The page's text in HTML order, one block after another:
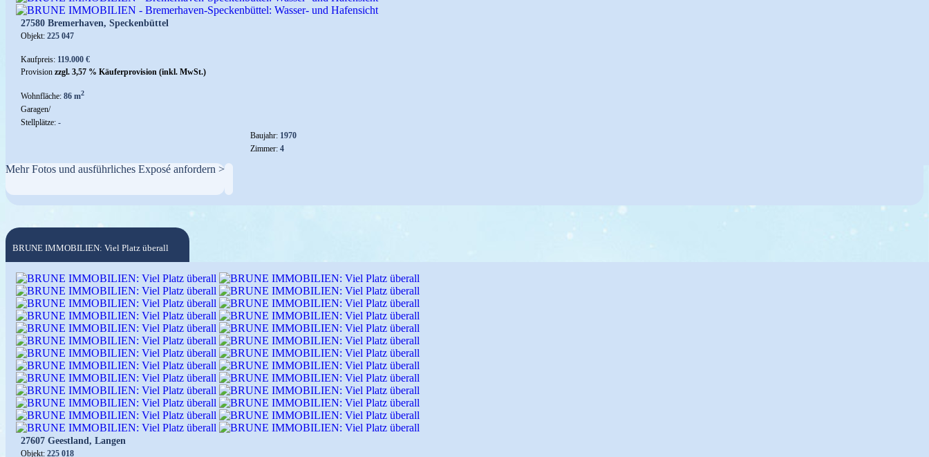
27580 Bremerhaven, Speckenbüttel
Objekt: 225 047
Kaufpreis: 119.000 €
Provision zzgl. 3,57 % Käuferprovision (inkl. MwSt.)
Wohnfläche: 86 m2
Garagen/
Stellplätze: -
Baujahr: 1970
Zimmer: 4
Mehr Fotos und ausführliches Exposé anfordern >
BRUNE IMMOBILIEN: Viel Platz überall
27607 Geestland, Langen
Objekt: 225 018